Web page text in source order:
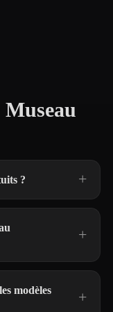
Museau
?
modèles